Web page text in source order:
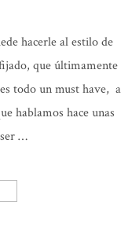
hacerle al estilo de
que últimamente
todo un must have, a
hablamos hace unas
…